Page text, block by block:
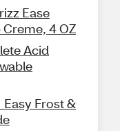
Ease
4 OZ
Acid
Easy Frost &